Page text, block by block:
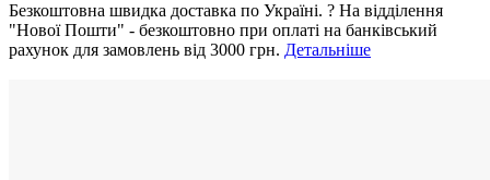
Безкоштовна швидка доставка по Україні. ? На відділення
"Нової Пошти" - безкоштовно при оплаті на банківський
рахунок для замовлень від 3000 грн. Детальніше